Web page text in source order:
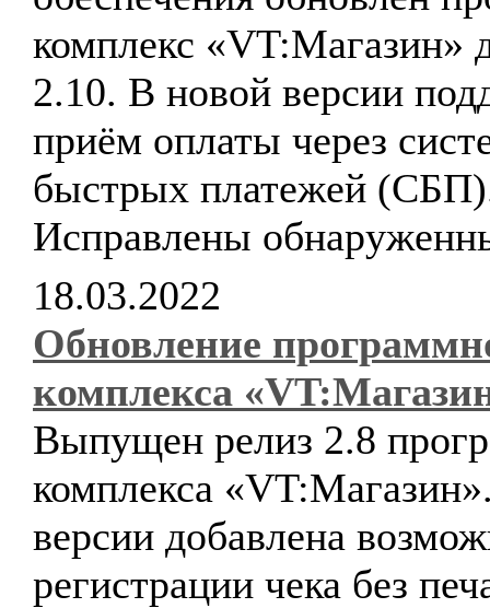
комплекс «VT:Магазин»
2.10. В новой версии
приём оплаты через
быстрых платежей
Исправлены
18.03.2022
Обновление
комплекса
Выпущен релиз 2.8
комплекса
версии добавлена
регистрации чека без